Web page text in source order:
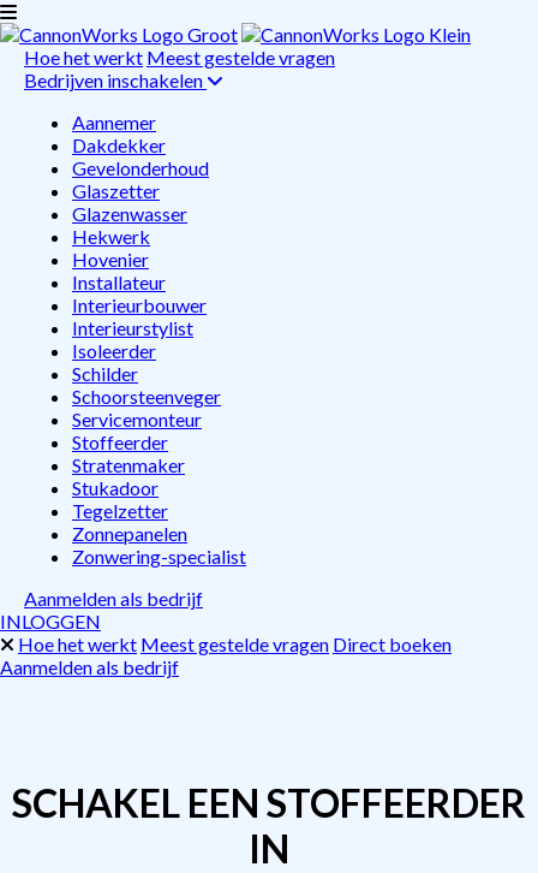
Hoe het werkt Meest gestelde vragen
Bedrijven inschakelen
Aannemer
Dakdekker
Gevelonderhoud
Glaszetter
Glazenwasser
Hekwerk
Hovenier
Installateur
Interieurbouwer
Interieurstylist
Isoleerder
Schilder
Schoorsteenveger
Servicemonteur
Stoffeerder
Stratenmaker
Stukadoor
Tegelzetter
Zonnepanelen
Zonwering-specialist
Aanmelden als bedrijf
INLOGGEN
Hoe het werkt Meest gestelde vragen Direct boeken
Aanmelden als bedrijf
SCHAKEL EEN STOFFEERDER
IN